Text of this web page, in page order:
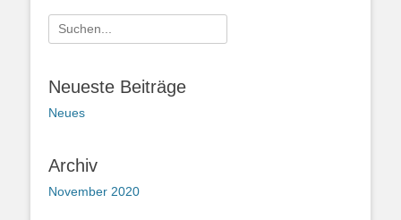
Suche
nach:
Neueste Beiträge
Neues
Archiv
November 2020